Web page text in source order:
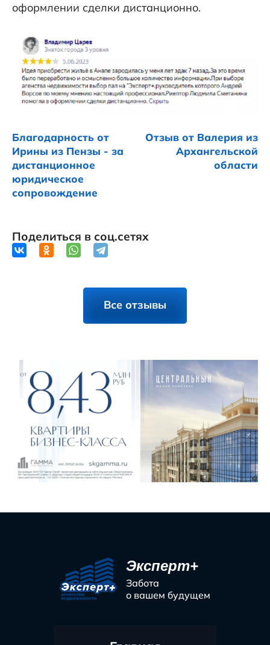
оформлении сделки дистанционно.
Благодарность от
Ирины из Пензы - за
дистанционное
юридическое
сопровождение
Отзыв от Валерия из
Архангельской
области
Поделиться в соц.сетях
Все отзывы
Эксперт+
Забота
о вашем будущем